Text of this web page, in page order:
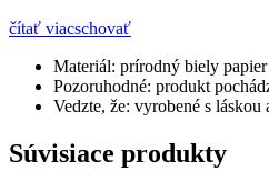
čítať viacschovať
Materiál: prírodný biely papier
Pozoruhodné: produkt
Vedzte, že: vyrobené s láskou
Súvisiace produkty